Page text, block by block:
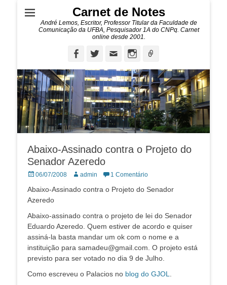
Carnet de Notes
André Lemos, Escritor, Professor Titular da Faculdade de
Comunicação da UFBA, Pesquisador 1A do CNPq. Carnet
online desde 2001.
FacebookTwitterEmail Instagram
Abaixo-Assinado contra o Projeto do
Senador Azeredo
Posted
06/07/2008 Autor:admin 1 Comentário
Abaixo-Assinado contra o Projeto do Senador
Azeredo
Abaixo-assinado contra o projeto de lei do Senador
Eduardo Azeredo. Quem estiver de acordo e quiser
assiná-la basta mandar um ok com o nome e a
instituição para samadeu@gmail.com. O projeto está
previsto para ser votado no dia 9 de Julho.
Como escreveu o Palacios no blog do GJOL.